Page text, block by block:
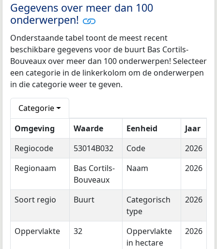
Gegevens over meer dan 100
onderwerpen!
Onderstaande tabel toont de meest recent
beschikbare gegevens voor de buurt Bas Cortils-
Bouveaux over meer dan 100 onderwerpen! Selecteer
een categorie in de linkerkolom om de onderwerpen
in die categorie weer te geven.
Categorie
Omgeving
Waarde Eenheid
Jaar
Regiocode
53014B032 Code
2026
Regionaam
Bas Cortils-
Bouveaux
Naam 2026
Soort regio Buurt
Categorisch
type
2026
Oppervlakte 32
Oppervlakte
in hectare
2026